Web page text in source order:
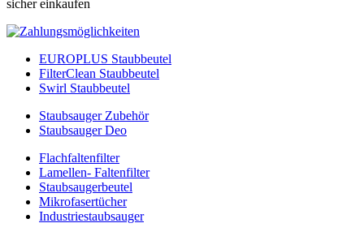
sicher einkaufen
EUROPLUS Staubbeutel
FilterClean Staubbeutel
Swirl Staubbeutel
Staubsauger Zubehör
Staubsauger Deo
Flachfaltenfilter
Lamellen- Faltenfilter
Staubsaugerbeutel
Mikrofasertücher
Industriestaubsauger